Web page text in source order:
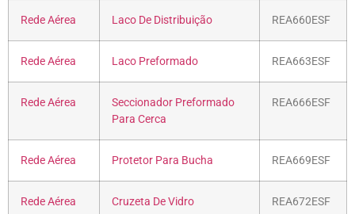
Rede Aérea Laco De Distribuição REA660ESF
Rede Aérea Laco Preformado REA663ESF
Rede Aérea
Seccionador Preformado
Para Cerca
REA666ESF
Rede Aérea Protetor Para Bucha REA669ESF
Rede Aérea Cruzeta De Vidro REA672ESF